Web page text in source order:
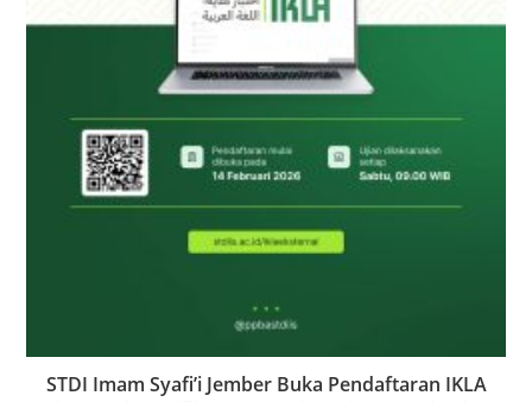
STDI Imam Syafi’i Jember Buka Pendaftaran IKLA